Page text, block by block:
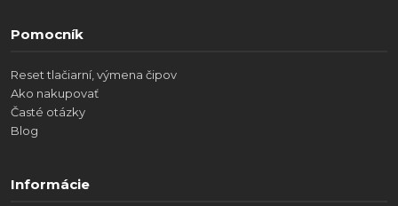
Pomocník
Reset tlačiarní, výmena čipov
Ako nakupovať
Časté otázky
Blog
Informácie